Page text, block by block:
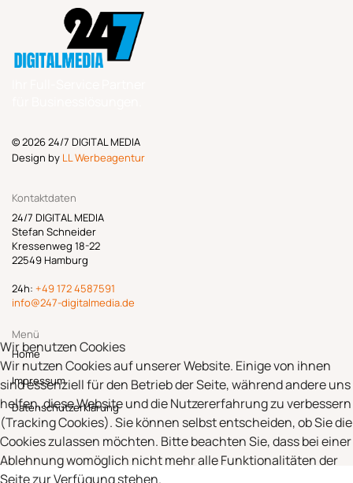
© 2026 24/7 DIGITAL MEDIA
Design by LL Werbeagentur
Kontaktdaten
24/7 DIGITAL MEDIA
Stefan Schneider
Kressenweg 18-22
22549 Hamburg
24h: +49 172 4587591
info@247-digitalmedia.de
Menü
Home
Impressum
Datenschutzerklärung
Wir benutzen Cookies
Wir nutzen Cookies auf unserer Website. Einige von ihnen
sind essenziell für den Betrieb der Seite, während andere uns
helfen, diese Website und die Nutzererfahrung zu verbessern
(Tracking Cookies). Sie können selbst entscheiden, ob Sie die
Cookies zulassen möchten. Bitte beachten Sie, dass bei einer
Ablehnung womöglich nicht mehr alle Funktionalitäten der
Seite zur Verfügung stehen.